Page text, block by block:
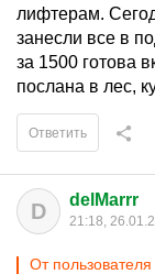
лифтерам.
занесли все в
за 1500 готова
послана в лес,
Ответить
D delMarrr
21:18,
От пользователя